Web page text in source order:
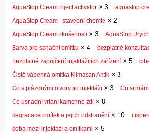
AquaStop Cream Inject activator × 3 aquastop
AquaStop Cream - stavební chemie × 2
AquaStop Cream zkušenosti × 3 AquaStop
Barva pro sanační omítku × 4 bezplatné
Bezplatné zapůjčení injektážních zařízení × 5
Čistě vápenná omítka Klimasan Antik × 3
Co s prázdnými otvory po injektáži × 3 Co si
Co usnadní vrtání kamenné zdi × 8
degradace omítek a jejich odstranění × 10
doba mezi injektáží a omítkami × 5